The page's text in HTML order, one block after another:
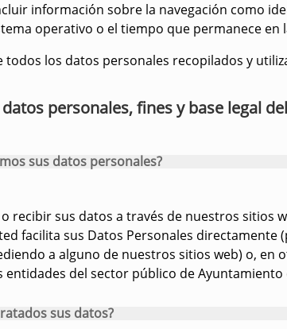
información sobre la navegación como
operativo o el tiempo que permanece en
todos los datos personales recopilados y
datos personales, fines y base legal
sus datos personales?
recibir sus datos a través de nuestros
facilita sus Datos Personales
a alguno de nuestros sitios web) o,
entidades del sector público de Ayuntamiento
sus datos?